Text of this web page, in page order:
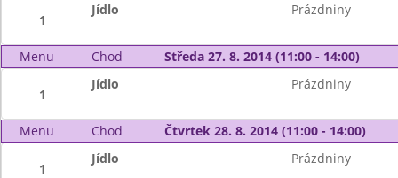
1
Jídlo Prázdniny
Menu Chod Středa 27. 8. 2014 (11:00 - 14:00)
1
Jídlo Prázdniny
Menu Chod Čtvrtek 28. 8. 2014 (11:00 - 14:00)
1
Jídlo Prázdniny